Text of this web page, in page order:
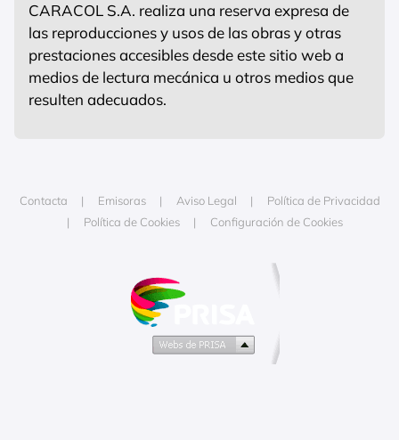
CARACOL S.A. realiza una reserva expresa de
las reproducciones y usos de las obras y otras
prestaciones accesibles desde este sitio web a
medios de lectura mecánica u otros medios que
resulten adecuados.
Contacta Emisoras Aviso Legal
Política de Privacidad
Política de Cookies
Configuración de Cookies